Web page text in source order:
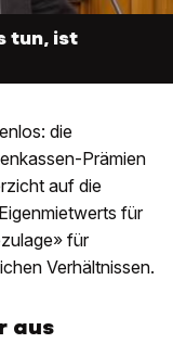
tun, ist
die
Prämien
auf die
für
für
Verhältnissen.
aus